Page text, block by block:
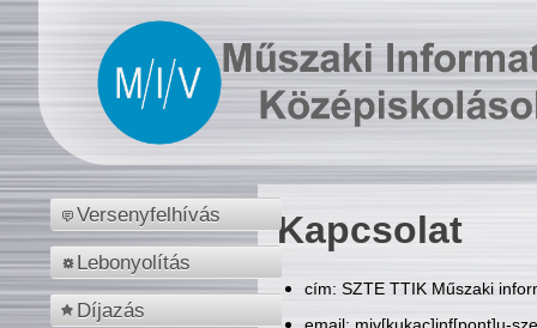
Versenyfelhívás
Lebonyolítás
Díjazás
Kapcsolat
cím: SZTE TTIK Műszaki